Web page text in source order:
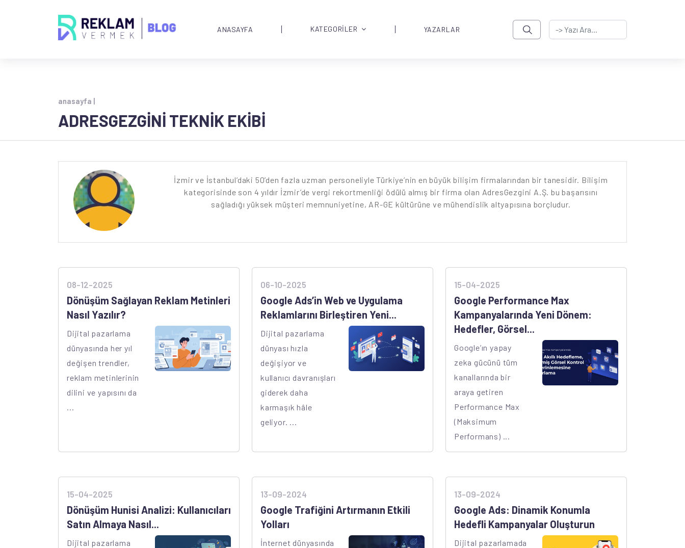
ANASAYFA KATEGORİLER YAZARLAR
anasayfa |
ADRESGEZGINI TEKNIK EKIBI
İzmir ve İstanbul’daki 50’den fazla uzman personeliyle Türkiye’nin en büyük bilişim firmalarından bir tanesidir. Bilişim
kategorisinde son 4 yıldır İzmir’de vergi rekortmenliği ödülü almış bir firma olan AdresGezgini A.Ş. bu başarısını
sağladığı yüksek müşteri memnuniyetine, AR-GE kültürüne ve mühendislik altyapısına borçludur.
08-12-2025
Dönüşüm Sağlayan Reklam Metinleri
Nasıl Yazılır?
Dijital pazarlama
dünyasında her yıl
değişen trendler,
reklam metinlerinin
dilini ve yapısını da
...
06-10-2025
Google Ads’in Web ve Uygulama
Reklamlarını Birleştiren Yeni...
Dijital pazarlama
dünyası hızla
değişiyor ve
kullanıcı davranışları
giderek daha
karmaşık hâle
geliyor. ...
15-04-2025
Google Performance Max
Kampanyalarında Yeni Dönem:
Hedefler, Görsel...
Google’ın yapay
zeka gücünü tüm
kanallarında bir
araya getiren
Performance Max
(Maksimum
Performans) ...
15-04-2025
Dönüşüm Hunisi Analizi: Kullanıcıları
Satın Almaya Nasıl...
Dijital pazarlama
13-09-2024
Google Trafiğini Artırmanın Etkili
Yolları
İnternet dünyasında
13-09-2024
Google Ads: Dinamik Konumla
Hedefli Kampanyalar Oluşturun
Dijital pazarlamada